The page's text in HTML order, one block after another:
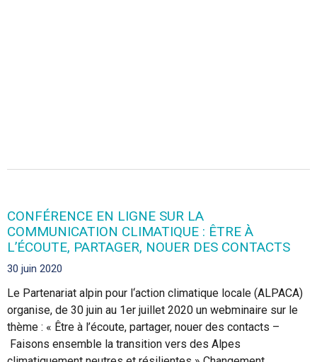
CONFÉRENCE EN LIGNE SUR LA
COMMUNICATION CLIMATIQUE : ÊTRE À
L’ÉCOUTE, PARTAGER, NOUER DES CONTACTS
30 juin 2020
Le Partenariat alpin pour l‘action climatique locale (ALPACA)
organise, de 30 juin au 1er juillet 2020 un webminaire sur le
thème : « Être à l’écoute, partager, nouer des contacts –
Faisons ensemble la transition vers des Alpes